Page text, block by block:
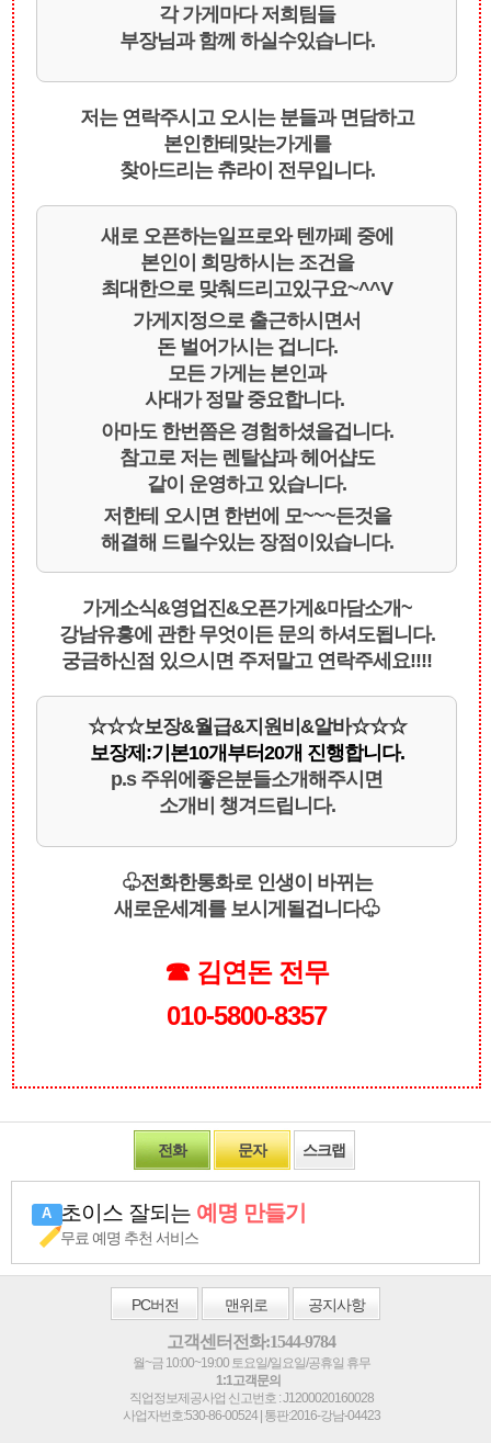
각 가게마다 저희팀들
부장님과 함께 하실수있습니다.
저는 연락주시고 오시는 분들과 면담하고
본인한테맞는가게를
찾아드리는 츄라이 전무입니다.
새로 오픈하는일프로와 텐까페 중에
본인이 희망하시는 조건을
최대한으로 맞춰드리고있구요~^^V
가게지정으로 출근하시면서
돈 벌어가시는 겁니다.
모든 가게는 본인과
사대가 정말 중요합니다.
아마도 한번쯤은 경험하셨을겁니다.
참고로 저는 렌탈샵과 헤어샵도
같이 운영하고 있습니다.
저한테 오시면 한번에 모~~~든것을
해결해 드릴수있는 장점이있습니다.
가게소식&영업진&오픈가게&마담소개~
강남유흥에 관한 무엇이든 문의 하셔도됩니다.
궁금하신점 있으시면 주저말고 연락주세요!!!!
☆☆☆보장&월급&지원비&알바☆☆☆
보장제:기본10개부터20개 진행합니다.
p.s 주위에좋은분들소개해주시면
소개비 챙겨드립니다.
♧전화한통화로 인생이 바뀌는
새로운세계를 보시게될겁니다♧
☎ 김연돈 전무
010-5800-8357
전화 문자 스크랩
초이스 잘되는 예명 만들기
무료 예명 추천 서비스
PC버전 맨위로 공지사항
고객센터전화:1544-9784
월~금 10:00~19:00 토요일/일요일/공휴일 휴무
1:1고객문의
직업정보제공사업 신고번호 : J1200020160028
사업자번호:530-86-00524 | 통판:2016-강남-04423